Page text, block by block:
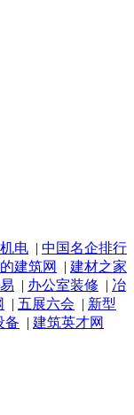
电 | 中国名企排行
建筑网 | 建材之家
| 办公室装修 | 冶
| 五展六会 | 新型
备 | 建筑英才网